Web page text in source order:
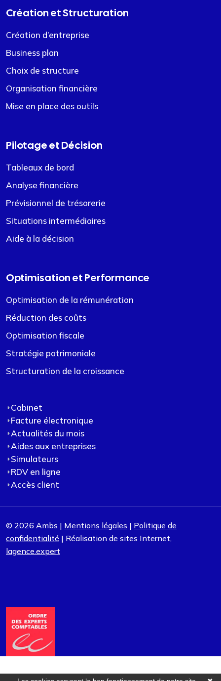
Création et Structuration
Création d’entreprise
Business plan
Choix de structure
Organisation financière
Mise en place des outils
Pilotage et Décision
Tableaux de bord
Analyse financière
Prévisionnel de trésorerie
Situations intermédiaires
Aide à la décision
Optimisation et Performance
Optimisation de la rémunération
Réduction des coûts
Optimisation fiscale
Stratégie patrimoniale
Structuration de la croissance
Cabinet
Facture électronique
Actualités du mois
Aides aux entreprises
Simulateurs
RDV en ligne
Accès client
© 2026 Ambs | Mentions légales | Politique de
confidentialité | Réalisation de sites Internet,
lagence.expert